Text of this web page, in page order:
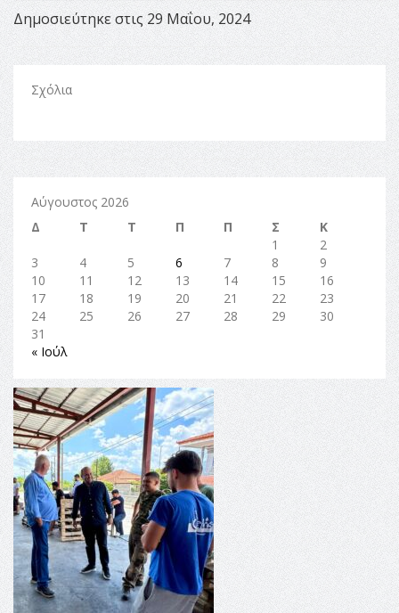
Δημοσιεύτηκε στις 29 Μαΐου, 2024
Σχόλια
Αύγουστος 2026
Δ
Τ Τ Π Π Σ
Κ
1
2
3
4 5 6 7 8
9
10
11 12 13 14 15
16
17
18 19 20 21 22
23
24
25 26 27 28 29
30
31
« Ιούλ